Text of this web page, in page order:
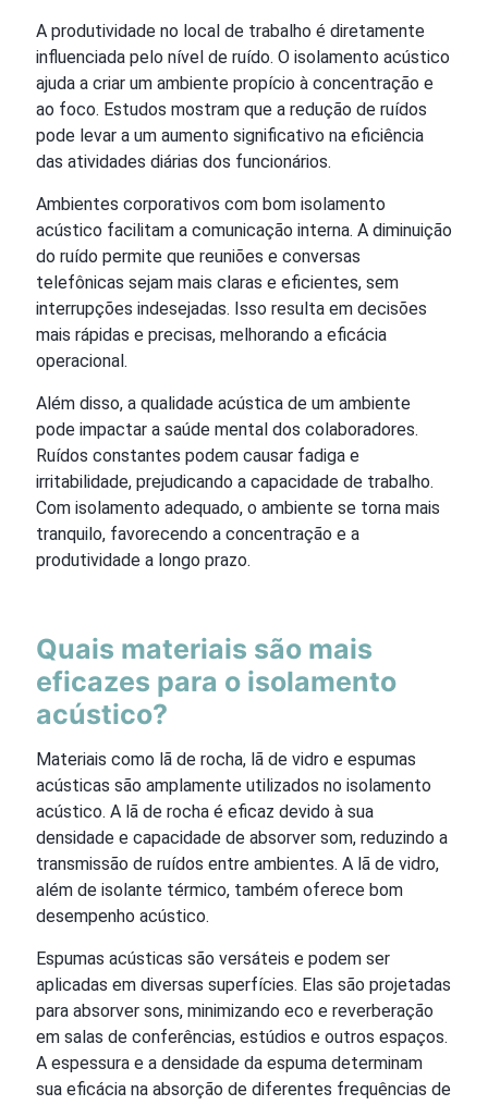
A produtividade no local de trabalho é diretamente
influenciada pelo nível de ruído. O isolamento acústico
ajuda a criar um ambiente propício à concentração e
ao foco. Estudos mostram que a redução de ruídos
pode levar a um aumento significativo na eficiência
das atividades diárias dos funcionários.
Ambientes corporativos com bom isolamento
acústico facilitam a comunicação interna. A diminuição
do ruído permite que reuniões e conversas
telefônicas sejam mais claras e eficientes, sem
interrupções indesejadas. Isso resulta em decisões
mais rápidas e precisas, melhorando a eficácia
operacional.
Além disso, a qualidade acústica de um ambiente
pode impactar a saúde mental dos colaboradores.
Ruídos constantes podem causar fadiga e
irritabilidade, prejudicando a capacidade de trabalho.
Com isolamento adequado, o ambiente se torna mais
tranquilo, favorecendo a concentração e a
produtividade a longo prazo.
Quais materiais são mais
eficazes para o isolamento
acústico?
Materiais como lã de rocha, lã de vidro e espumas
acústicas são amplamente utilizados no isolamento
acústico. A lã de rocha é eficaz devido à sua
densidade e capacidade de absorver som, reduzindo a
transmissão de ruídos entre ambientes. A lã de vidro,
além de isolante térmico, também oferece bom
desempenho acústico.
Espumas acústicas são versáteis e podem ser
aplicadas em diversas superfícies. Elas são projetadas
para absorver sons, minimizando eco e reverberação
em salas de conferências, estúdios e outros espaços.
A espessura e a densidade da espuma determinam
sua eficácia na absorção de diferentes frequências de